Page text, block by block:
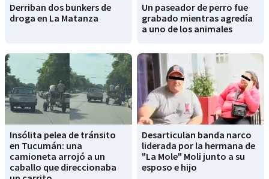
Derriban dos bunkers de
droga en La Matanza
Un paseador de perro fue
grabado mientras agredía
a uno de los animales
Insólita pelea de tránsito
en Tucumán: una
camioneta arrojó a un
caballo que direccionaba
Desarticulan banda narco
liderada por la hermana de
"La Mole" Moli junto a su
esposo e hijo